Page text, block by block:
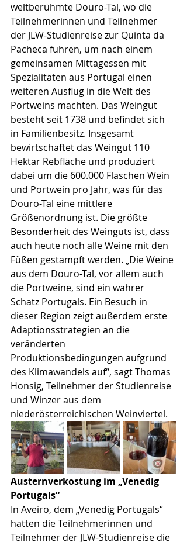
weltberühmte Douro-Tal, wo die
Teilnehmerinnen und Teilnehmer
der JLW-Studienreise zur Quinta da
Pacheca fuhren, um nach einem
gemeinsamen Mittagessen mit
Spezialitäten aus Portugal einen
weiteren Ausflug in die Welt des
Portweins machten. Das Weingut
besteht seit 1738 und befindet sich
in Familienbesitz. Insgesamt
bewirtschaftet das Weingut 110
Hektar Rebfläche und produziert
dabei um die 600.000 Flaschen Wein
und Portwein pro Jahr, was für das
Douro-Tal eine mittlere
Größenordnung ist. Die größte
Besonderheit des Weinguts ist, dass
auch heute noch alle Weine mit den
Füßen gestampft werden. „Die Weine
aus dem Douro-Tal, vor allem auch
die Portweine, sind ein wahrer
Schatz Portugals. Ein Besuch in
dieser Region zeigt außerdem erste
Adaptionsstrategien an die
veränderten
Produktionsbedingungen aufgrund
des Klimawandels auf“, sagt Thomas
Honsig, Teilnehmer der Studienreise
und Winzer aus dem
niederösterreichischen Weinviertel.
Austernverkostung im „Venedig
Portugals“
In Aveiro, dem „Venedig Portugals“
hatten die Teilnehmerinnen und
Teilnehmer der JLW-Studienreise die